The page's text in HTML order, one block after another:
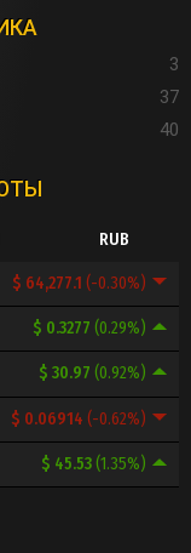
3
37
40
RUB
$ 64,277.1 (-0.30%)
$ 0.3277 (0.29%)
$ 30.97 (0.92%)
$ 0.06914 (-0.62%)
$ 45.53(1.35%)